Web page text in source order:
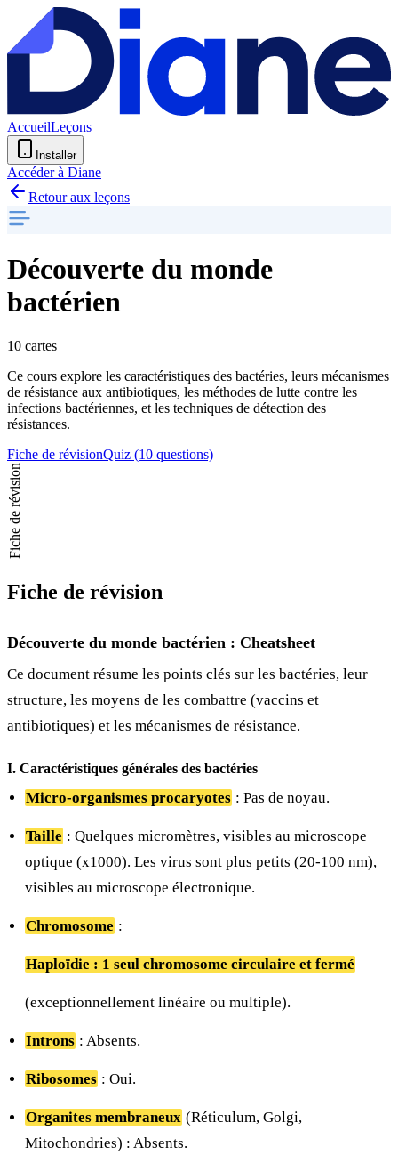
AccueilLeçons
Installer
Accéder à Diane
Retour aux leçons
Découverte du monde
bactérien
10 cartes
Ce cours explore les caractéristiques des bactéries, leurs mécanismes
de résistance aux antibiotiques, les méthodes de lutte contre les
infections bactériennes, et les techniques de détection des
résistances.
Fiche de révisionQuiz (10 questions)
Fiche de révision
Fiche de révision
Découverte du monde bactérien : Cheatsheet
Ce document résume les points clés sur les bactéries, leur
structure, les moyens de les combattre (vaccins et
antibiotiques) et les mécanismes de résistance.
I. Caractéristiques générales des bactéries
Micro-organismes procaryotes : Pas de noyau.
Taille : Quelques micromètres, visibles au microscope
optique (x1000). Les virus sont plus petits (20-100 nm),
visibles au microscope électronique.
Chromosome :
Haploïdie : 1 seul chromosome circulaire et fermé
(exceptionnellement linéaire ou multiple).
Introns : Absents.
Ribosomes : Oui.
Organites membraneux (Réticulum, Golgi,
Mitochondries) : Absents.